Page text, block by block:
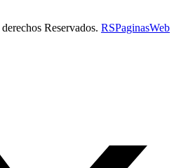
Reservados. RSPaginasWeb